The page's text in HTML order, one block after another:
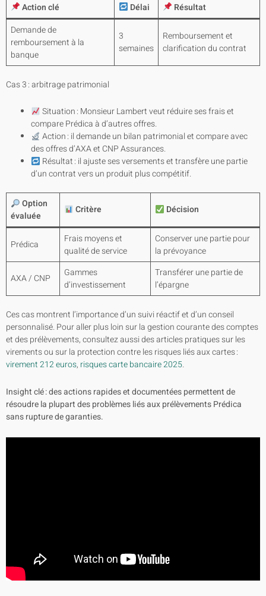
Action clé Délai
Résultat
Demande de
remboursement à la
banque
3
semaines
Remboursement et
clarification du contrat
Cas 3 : arbitrage patrimonial
Situation : Monsieur Lambert veut réduire ses frais et
compare Prédica à d’autres offres.
Action : il demande un bilan patrimonial et compare avec
des offres d’AXA et CNP Assurances.
Résultat : il ajuste ses versements et transfère une partie
d’un contrat vers un produit plus compétitif.
Option
évaluée
Critère Décision
Prédica
Frais moyens et
qualité de service
Conserver une partie pour
la prévoyance
AXA / CNP
Gammes
d’investissement
Transférer une partie de
l’épargne
Ces cas montrent l’importance d’un suivi réactif et d’un conseil
personnalisé. Pour aller plus loin sur la gestion courante des comptes
et des prélèvements, consultez aussi des articles pratiques sur les
virements ou sur la protection contre les risques liés aux cartes :
virement 212 euros, risques carte bancaire 2025.
Insight clé : des actions rapides et documentées permettent de
résoudre la plupart des problèmes liés aux prélèvements Prédica
sans rupture de garanties.